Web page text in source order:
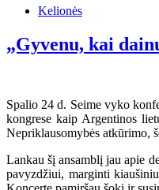
Kelionės
„Gyvenu, kai
Spalio 24 d. Seime vyko
kongrese kaip Argentinos
Nepriklausomybės atkūrimo,
Lankau šį ansamblį jau apie
pavyzdžiui, marginti